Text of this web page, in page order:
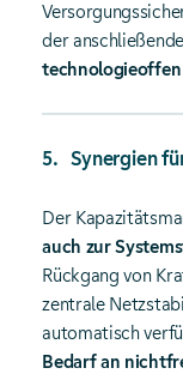
der anschließende
technologieoffen
Synergien
Der
auch zur
Rückgang von
zentrale
automatisch
Bedarf an